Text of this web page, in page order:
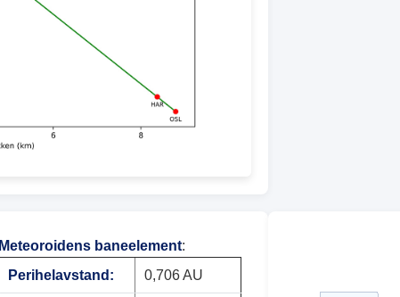
Meteoroidens baneelement:
Perihelavstand:
0,706 AU